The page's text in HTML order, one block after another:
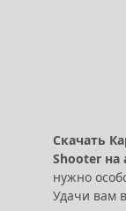
Скачать
Shooter на
нужно
Удачи вам